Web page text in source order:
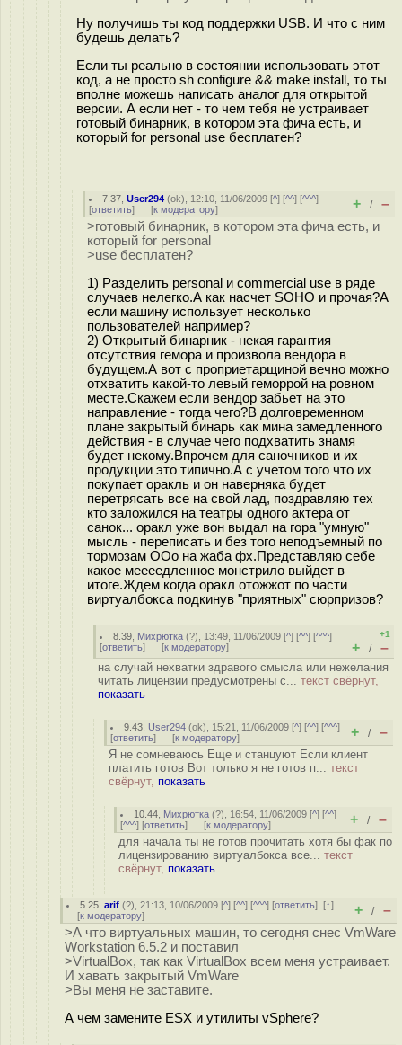
Ну получишь ты код поддержки USB. И что с ним
будешь делать?
Если ты реально в состоянии использовать этот
код, а не просто sh configure && make install, то ты
вполне можешь написать аналог для открытой
версии. А если нет - то чем тебя не устраивает
готовый бинарник, в котором эта фича есть, и
который for personal use бесплатен?
7.37 ,User294 (ok), 12:10, 11/06/2009 [^] [^^] [^^^]
[ответить] [к модератору] + / –
>готовый бинарник, в котором эта фича есть, и
который for personal
>use бесплатен?
1) Разделить personal и commercial use в ряде
случаев нелегко.А как насчет SOHO и прочая?А
если машину использует несколько
пользователей например?
2) Открытый бинарник - некая гарантия
отсутствия гемора и произвола вендора в
будущем.А вот с проприетарщиной вечно можно
отхватить какой-то левый геморрой на ровном
месте.Скажем если вендор забьет на это
направление - тогда чего?В долговременном
плане закрытый бинарь как мина замедленного
действия - в случае чего подхватить знамя
будет некому.Впрочем для саночников и их
продукции это типично.А с учетом того что их
покупает оракль и он наверняка будет
перетрясать все на свой лад, поздравляю тех
кто заложился на театры одного актера от
санок... оракл уже вон выдал на гора "умную"
мысль - переписать и без того неподъемный по
тормозам ООо на жаба фх.Представляю себе
какое меееедленное монстрило выйдет в
итоге.Ждем когда оракл отожжот по части
виртуалбокса подкинув "приятных" сюрпризов?
8.39 Михрютка (?), 13:49, 11/06/2009 [^] [^^] [^^^]
[ответить] [к модератору]
+1
+ / –
на случай нехватки здравого смысла или нежелания
читать лицензии предусмотрены с... текст свёрнут,
показать
9.43 User294 (ok), 15:21, 11/06/2009 [^] [^^] [^^^]
[ответить] [к модератору] + / –
Я не сомневаюсь Еще и станцуют Если клиент
платить готов Вот только я не готов п... текст
свёрнут, показать
10.44 Михрютка (?), 16:54, 11/06/2009 [^] [^^]
[^^^] [ответить] [к модератору] + / –
для начала ты не готов прочитать хотя бы фак по
лицензированию виртуалбокса все... текст
свёрнут, показать
5.25 ,arif (?), 21:13, 10/06/2009 [^] [^^] [^^^] [ответить][↑]
[к модератору] + / –
>А что виртуальных машин, то сегодня снес VmWare
Workstation 6.5.2 и поставил
>VirtualBox, так как VirtualBox всем меня устраивает.
И хавать закрытый VmWare
>Вы меня не заставите.
А чем замените ESX и утилиты vSphere?